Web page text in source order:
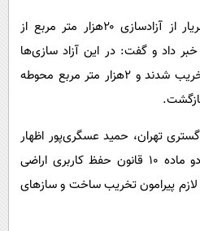
فناوری
حوادث
محیط زیست
سلامت
فرهنگی
روانشناسی
دانلود
دادستان عمومی و انقلاب شهریار از آزادسازی ۲۰هزار متر مربع از
خبر داد و گفت: در این آزاد سازی‌ها
۱۵ویلا،۱۰ استخر و ۹ آلاچیق تخریب شدند و ۲هزار متر مربع محوطه
تهران، حمید عسگری‌پور اظهار
کرد: در راستای اجرای تبصره دو ماده ۱۰ قانون حفظ کاربری اراضی
پیرامون تخریب ساخت و سازهای